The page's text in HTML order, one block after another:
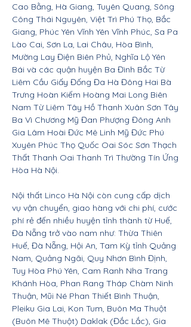
Cao Bằng, Hà Giang, Tuyên Quang, Sông
Công Thái Nguyên, Việt Trì Phú Thọ, Bắc
Giang, Phúc Yên Vĩnh Yên Vĩnh Phúc, Sa Pa
Lào Cai, Sơn La, Lai Châu, Hòa Bình,
Mường Lay Điện Biên Phủ, Nghĩa Lộ Yên
Bái và các quận huyện Ba Đình Bắc Từ
Liêm Cầu Giấy Đống Đa Hà Đông Hai Bà
Trưng Hoàn Kiếm Hoàng Mai Long Biên
Nam Từ Liêm Tây Hồ Thanh Xuân Sơn Tây
Ba Vì Chương Mỹ Đan Phượng Đông Anh
Gia Lâm Hoài Đức Mê Linh Mỹ Đức Phú
Xuyên Phúc Thọ Quốc Oai Sóc Sơn Thạch
Thất Thanh Oai Thanh Trì Thường Tín Ứng
Hòa Hà Nội.
Nội thất Linco Hà Nội còn cung cấp dịch
vụ vận chuyển, giao hàng với chi phí, cước
phí rẻ đến nhiều huyện tỉnh thành từ Huế,
Đà Nẵng trở vào nam như: Thừa Thiên
Huế, Đà Nẵng, Hội An, Tam Kỳ tỉnh Quảng
Nam, Quảng Ngãi, Quy Nhơn Bình Định,
Tuy Hòa Phú Yên, Cam Ranh Nha Trang
Khánh Hòa, Phan Rang Tháp Chàm Ninh
Thuận, Mũi Né Phan Thiết Bình Thuận,
Pleiku Gia Lai, Kon Tum, Buôn Ma Thuột
(Buôn Mê Thuột) Daklak (Đắc Lắc), Gia